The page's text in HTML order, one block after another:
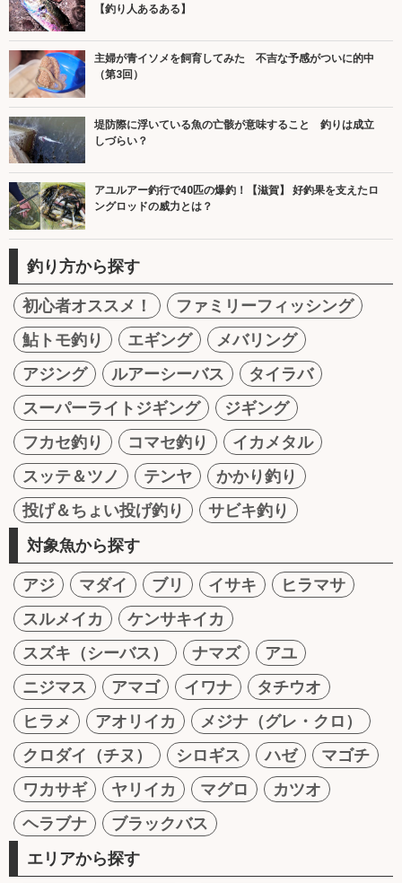
【釣り人あるある】
主婦が青イソメを飼育してみた 不吉な予感がついに的中
（第3回）
堤防際に浮いている魚の亡骸が意味すること 釣りは成立
しづらい？
アユルアー釣行で40匹の爆釣！【滋賀】 好釣果を支えたロ
ングロッドの威力とは？
釣り方から探す
初心者オススメ！
ファミリーフィッシング
鮎トモ釣り
エギング
メバリング
アジング
ルアーシーバス
タイラバ
スーパーライトジギング
ジギング
フカセ釣り
コマセ釣り
イカメタル
スッテ＆ツノ
テンヤ
かかり釣り
投げ＆ちょい投げ釣り
サビキ釣り
対象魚から探す
アジ マダイ ブリ イサキ
ヒラマサ
スルメイカ
ケンサキイカ
スズキ（シーバス）
ナマズ
アユ
ニジマス
アマゴ イワナ
タチウオ
ヒラメ
アオリイカ
メジナ（グレ・クロ）
クロダイ（チヌ）
シロギス ハゼ
マゴチ
ワカサギ
ヤリイカ マグロ
カツオ
ヘラブナ
ブラックバス
エリアから探す